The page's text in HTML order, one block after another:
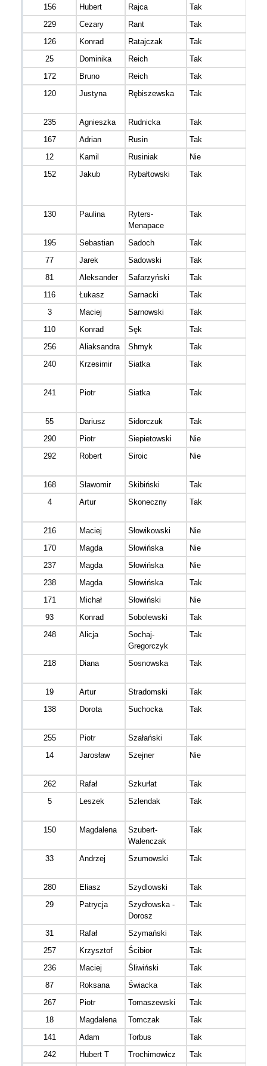
156 Hubert Rajca
Tak
229
Cezary Rant
Tak
126
Konrad Ratajczak
Tak
25
Dominika Reich
Tak
172
Bruno Reich
Tak
120
Justyna Rębiszewska Tak
235 Agnieszka Rudnicka
Tak
167
Adrian Rusin
Tak
12
Kamil Rusiniak
Nie
152
Jakub Rybałtowski Tak
130 Paulina
Ryters-
Menapace
Tak
195 Sebastian Sadoch
Tak
77
Jarek Sadowski
Tak
81
Aleksander Safarzyński
Tak
116
Łukasz Sarnacki
Tak
3
Maciej Sarnowski
Tak
110
Konrad Sęk
Tak
256
Aliaksandra Shmyk
Tak
240
Krzesimir Siatka Tak
241 Piotr Siatka Tak
55 Dariusz Sidorczuk
Tak
290
Piotr Siepietowski
Nie
292
Robert Siroic Nie
168 Sławomir Skibiński
Tak
4
Artur Skoneczny Tak
216 Maciej Słowikowski
Nie
170
Magda Słowińska
Nie
237
Magda Słowińska
Nie
238
Magda Słowińska
Tak
171
Michał Słowiński
Nie
93
Konrad Sobolewski
Tak
248
Alicja
Sochaj-
Gregorczyk
Tak
218 Diana Sosnowska Tak
19 Artur Stradomski
Tak
138
Dorota Suchocka Tak
255 Piotr Szałański
Tak
14
Jarosław Szejner Nie
262 Rafał Szkurłat
Tak
5
Leszek Szlendak Tak
150 Magdalena
Szubert-
Walenczak
Tak
33 Andrzej Szumowski Tak
280 Eliasz Szydlowski
Tak
29
Patrycja
Szydłowska -
Dorosz
Tak
31 Rafał Szymański
Tak
257
Krzysztof Ścibior
Tak
236
Maciej Śliwiński
Tak
87
Roksana Świacka
Tak
267
Piotr Tomaszewski
Tak
18
Magdalena Tomczak
Tak
141
Adam Torbus
Tak
242
Hubert T Trochimowicz
Tak